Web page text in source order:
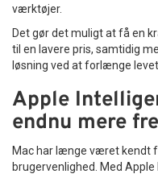
værktøjer.
Det gør det muligt at få en
til en lavere pris, samtidig
løsning ved at forlænge
Apple
endnu mere
Mac har længe været kendt
brugervenlighed. Med